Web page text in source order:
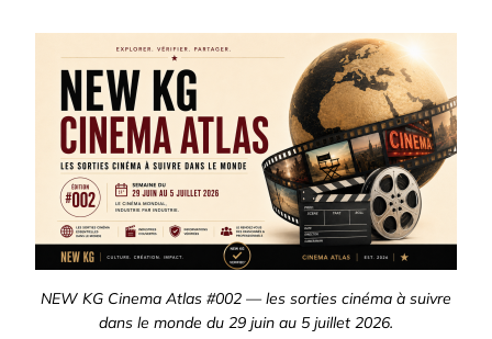
NEW KG Cinema Atlas #002 — les sorties cinéma à suivre
dans le monde du 29 juin au 5 juillet 2026.